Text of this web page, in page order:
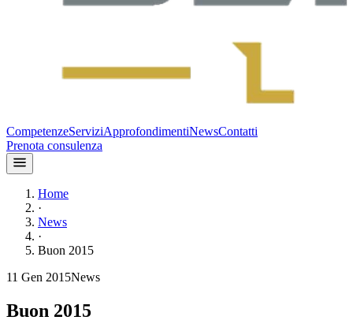
CompetenzeServiziApprofondimentiNewsContatti
Prenota consulenza
Home
·
News
·
Buon 2015
11 Gen 2015News
Buon 2015